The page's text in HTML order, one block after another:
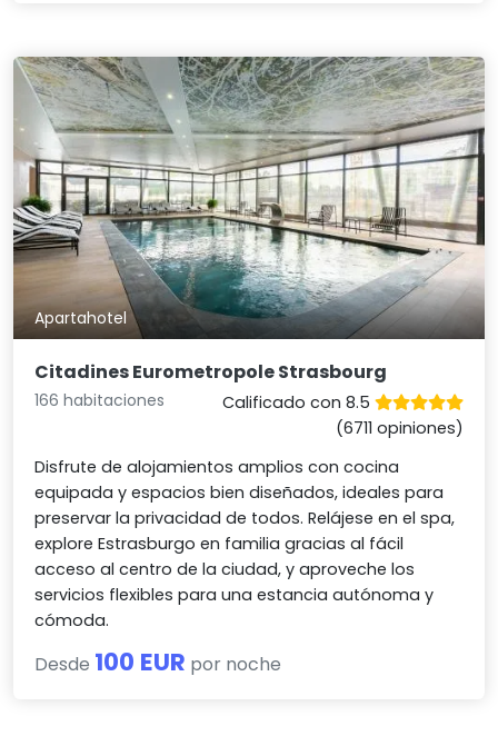
Apartahotel
Citadines Eurometropole Strasbourg
166 habitaciones
Calificado con 8.5
(6711 opiniones)
Disfrute de alojamientos amplios con cocina
equipada y espacios bien diseñados, ideales para
preservar la privacidad de todos. Relájese en el spa,
explore Estrasburgo en familia gracias al fácil
acceso al centro de la ciudad, y aproveche los
servicios flexibles para una estancia autónoma y
cómoda.
Desde 100 EUR por noche